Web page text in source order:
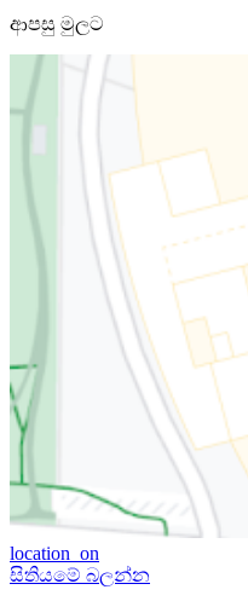
ආපසු මුලට
location_on
සිතියමේ බලන්න